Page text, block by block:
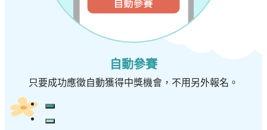
自動參賽
只要成功應徵自動獲得中獎機會，不用另外報名。